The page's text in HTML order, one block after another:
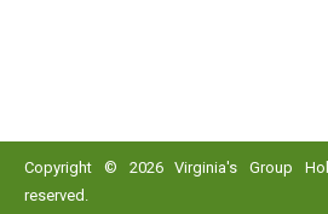
Copyright © 2026 Virginia's Group
reserved.